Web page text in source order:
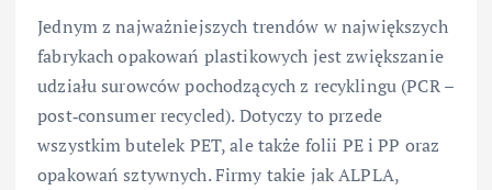
Jednym z najważniejszych trendów w największych
fabrykach opakowań plastikowych jest zwiększanie
udziału surowców pochodzących z recyklingu (PCR –
post‑consumer recycled). Dotyczy to przede
wszystkim butelek PET, ale także folii PE i PP oraz
opakowań sztywnych. Firmy takie jak ALPLA,